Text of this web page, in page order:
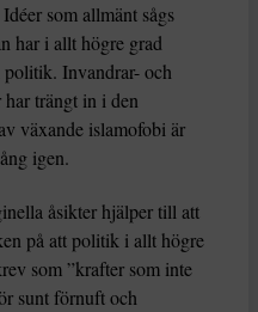
som allmänt sågs
har i allt högre grad
Invandrar- och
trängt in i den
växande islamofobi är
igen.
åsikter hjälper till att
på att politik i allt högre
som ”krafter som inte
sunt förnuft och